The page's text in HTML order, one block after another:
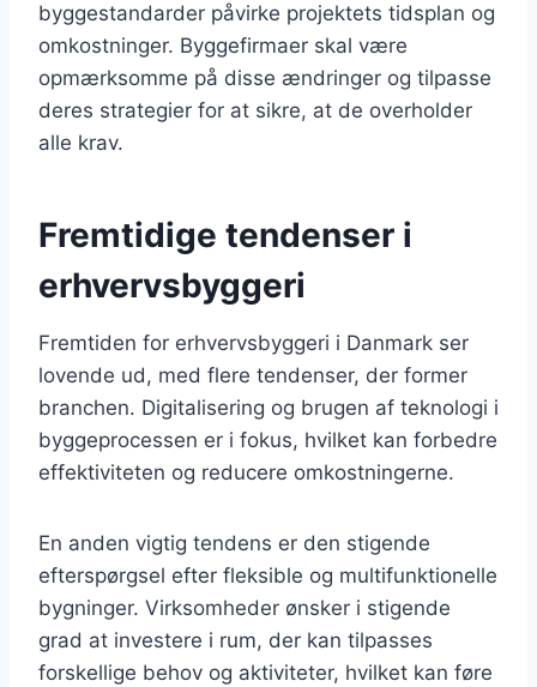
byggestandarder påvirke projektets tidsplan og
omkostninger. Byggefirmaer skal være
opmærksomme på disse ændringer og tilpasse
deres strategier for at sikre, at de overholder
alle krav.
Fremtidige tendenser i
erhvervsbyggeri
Fremtiden for erhvervsbyggeri i Danmark ser
lovende ud, med flere tendenser, der former
branchen. Digitalisering og brugen af teknologi i
byggeprocessen er i fokus, hvilket kan forbedre
effektiviteten og reducere omkostningerne.
En anden vigtig tendens er den stigende
efterspørgsel efter fleksible og multifunktionelle
bygninger. Virksomheder ønsker i stigende
grad at investere i rum, der kan tilpasses
forskellige behov og aktiviteter, hvilket kan føre